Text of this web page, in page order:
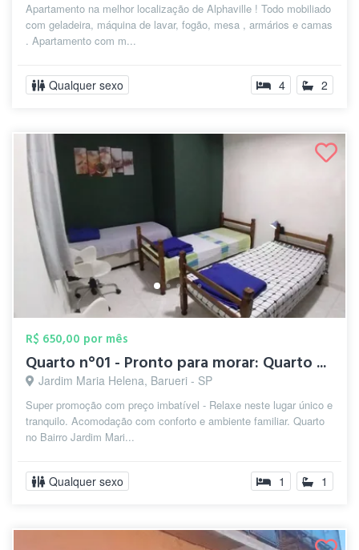
Apartamento na melhor localização de Alphaville ! Todo mobiliado
com geladeira, máquina de lavar, fogão, mesa , armários e camas
. Apartamento com m...
Qualquer sexo 4 2
R$ 650,00 por mês
Quarto n°01 - Pronto para morar: Quarto ...
Jardim Maria Helena, Barueri - SP
Super promoção com preço imbatível - Relaxe neste lugar único e
tranquilo. Acomodação com conforto e ambiente familiar. Quarto
no Bairro Jardim Mari...
Qualquer sexo 1 1